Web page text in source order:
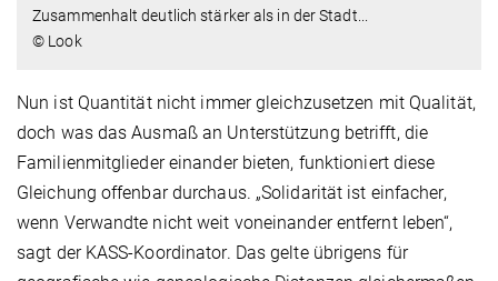
Zusammenhalt deutlich stärker als in der Stadt...
© Look
Nun ist Quantität nicht immer gleichzusetzen mit Qualität,
doch was das Ausmaß an Unterstützung betrifft, die
Familienmitglieder einander bieten, funktioniert diese
Gleichung offenbar durchaus. „Solidarität ist einfacher,
wenn Verwandte nicht weit voneinander entfernt leben“,
sagt der KASS-Koordinator. Das gelte übrigens für